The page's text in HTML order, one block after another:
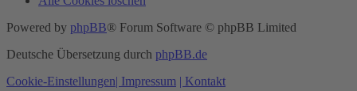
Powered by phpBB® Forum Software © phpBB Limited
Deutsche Übersetzung durch phpBB.de
Cookie-Einstellungen| Impressum | Kontakt